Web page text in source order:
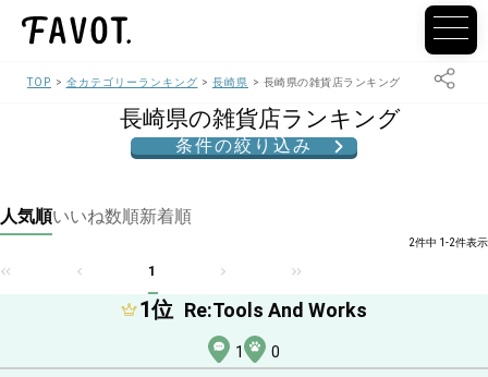
TOP 全カテゴリーランキング 長崎県 長崎県の雑貨店ランキング
長崎県の雑貨店ランキング
条件の絞り込み
人気順いいね数順新着順
2件中 1-2件表示
1
1位 Re:Tools And Works
1 0